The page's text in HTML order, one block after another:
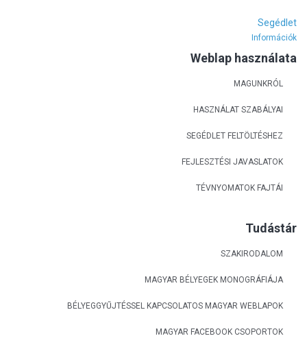
Segédlet
Információk
Weblap használata
MAGUNKRÓL
HASZNÁLAT SZABÁLYAI
SEGÉDLET FELTÖLTÉSHEZ
FEJLESZTÉSI JAVASLATOK
TÉVNYOMATOK FAJTÁI
Tudástár
SZAKIRODALOM
MAGYAR BÉLYEGEK MONOGRÁFIÁJA
BÉLYEGGYŰJTÉSSEL KAPCSOLATOS MAGYAR WEBLAPOK
MAGYAR FACEBOOK CSOPORTOK